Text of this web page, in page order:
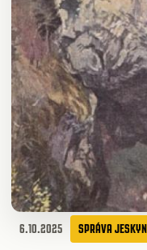
6.10.2025 SPRÁVA